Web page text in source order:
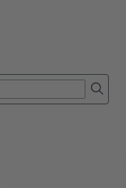
Kontaktdon för kraft och